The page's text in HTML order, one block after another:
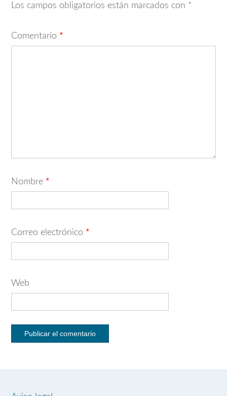
Los campos obligatorios están marcados con *
Comentario *
Nombre *
Correo electrónico *
Web